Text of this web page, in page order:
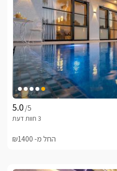
קלאסיים וג'קוזי המחופה קרמיקה שחורה ודרמטית ומראה ענקית
מעליו להשלמת העיצוב המושלם.בקתות העץ מעוצבות בצבעים
לבנים עם נגיעות של של אפור ושחור, משדרות חמימות ונעימות
וברגע שתיכנסו אליהם תרגישו את הרוגע והקסם של החופשה
שעוטף אתכם.בכל אחת מהסוויטות והבקתות תיהנו ממיטה זוגית
נוחה בעלת מזרן אורטופדי עטוף במצעים רכים ונעימים , עוד
ביחידות האירוח ניצב ג'קוזי זוגי רומנטי וגדול וחדר רחצה מהודר ,
מסך פלזמה 50 אינץ' עם חיבור לערוצי הלוויין, שולחן סעודה
ומטבחון מאובזר.*בבקתות רומנטיקה בלבן ורומנטיקה בשוויץ תיהנו
גם ממרפסת פרטית עם פינת ישיבה.** בסוויטה המשפחתית תהנו
מחדר ילדים נפרד וברומנטיקה בשוויץ מקומת גלריה יפהפיה לילדים
/5
החל מ- ₪1400